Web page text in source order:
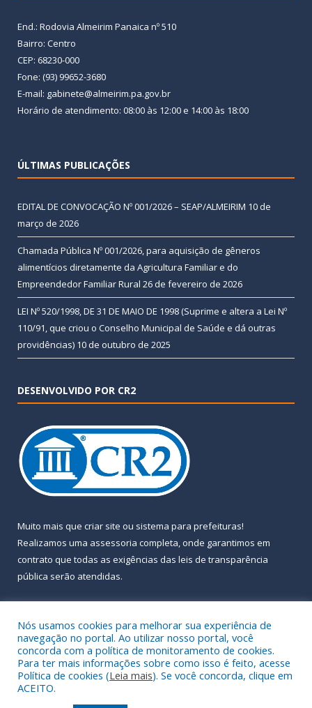
End.: Rodovia Almeirim Panaica nº 510
Bairro: Centro
CEP: 68230-000
Fone: (93) 99652-3680
E-mail: gabinete@almeirim.pa.gov.br
Horário de atendimento: 08:00 às 12:00 e 14:00 às 18:00
ÚLTIMAS PUBLICAÇÕES
EDITAL DE CONVOCAÇÃO Nº 001/2026 – SEAP/ALMEIRIM 10 de
março de 2026
Chamada Pública Nº 001/2026, para aquisição de gêneros
alimentícios diretamente da Agricultura Familiar e do
Empreendedor Familiar Rural 26 de fevereiro de 2026
LEI Nº 520/1998, DE 31 DE MAIO DE 1998 (Suprime e altera a Lei Nº
110/91, que criou o Conselho Municipal de Saúde e dá outras
providências) 10 de outubro de 2025
DESENVOLVIDO POR CR2
Muito mais que criar site ou sistema para prefeituras!
Realizamos uma assessoria completa, onde garantimos em
contrato que todas as exigências das leis de transparência
pública serão atendidas.
Todos os direitos reservados a Prefeitura Municipal de Almeirim.
Nós usamos cookies para melhorar sua experiência de
navegação no portal. Ao utilizar nosso portal, você
concorda com a política de monitoramento de cookies.
Para ter mais informações sobre como isso é feito, acesse
Política de cookies (Leia mais). Se você concorda, clique em
ACEITO.